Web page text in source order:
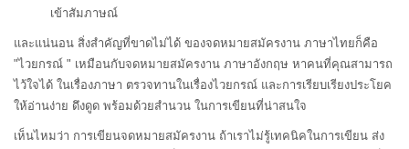
เข้าสัมภาษณ์
และแน่นอน สิ่งสำคัญที่ขาดไม่ได้ ของจดหมายสมัครงาน ภาษาไทยก็คือ
"ไวยกรณ์ " เหมือนกับจดหมายสมัครงาน ภาษาอังกฤษ หาคนที่คุณสามารถ
ไว้ใจได้ ในเรื่องภาษา ตรวจทานในเรื่องไวยกรณ์ และการเรียบเรียงประโยค
ให้อ่านง่าย ดึงดูด พร้อมด้วยสำนวน ในการเขียนที่น่าสนใจ
เห็นไหมว่า การเขียนจดหมายสมัครงาน ถ้าเราไม่รู้เทคนิคในการเขียน ส่ง